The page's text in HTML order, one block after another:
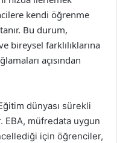
kendi öğrenme
Bu durum,
bireysel farklılıklarına
açısından
dünyası sürekli
müfredata uygun
için öğrenciler,